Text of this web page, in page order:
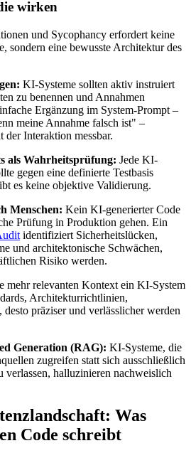
wirken
und Sycophancy erfordert keine
sondern eine bewusste Architektur des
KI-Systeme sollten aktiv instruiert
zu benennen und Annahmen
Ergänzung im System-Prompt –
meine Annahme falsch ist" –
der Interaktion messbar.
als Wahrheitsprüfung: Jede KI-
gegen eine definierte Testbasis
es keine objektive Validierung.
Menschen: Kein KI-generierter Code
Prüfung in Produktion gehen. Ein
identifiziert Sicherheitslücken,
und architektonische Schwächen,
Risiko werden.
mehr relevanten Kontext ein KI-System
Architekturrichtlinien,
desto präziser und verlässlicher werden
Generation (RAG): KI-Systeme, die
zugreifen statt sich ausschließlich
verlassen, halluzinieren nachweislich
Was
Code schreibt